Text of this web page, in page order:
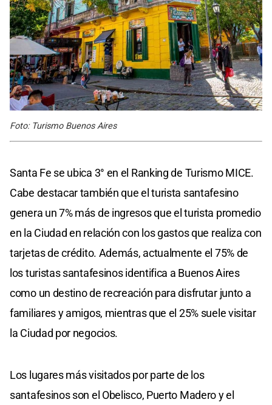
Foto: Turismo Buenos Aires
Santa Fe se ubica 3° en el Ranking de Turismo MICE.
Cabe destacar también que el turista santafesino
genera un 7% más de ingresos que el turista promedio
en la Ciudad en relación con los gastos que realiza con
tarjetas de crédito. Además, actualmente el 75% de
los turistas santafesinos identifica a Buenos Aires
como un destino de recreación para disfrutar junto a
familiares y amigos, mientras que el 25% suele visitar
la Ciudad por negocios.
Los lugares más visitados por parte de los
santafesinos son el Obelisco, Puerto Madero y el